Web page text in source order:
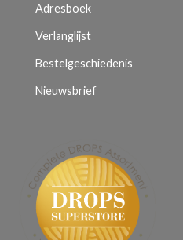
Adresboek
Verlanglijst
Bestelgeschiedenis
Nieuwsbrief